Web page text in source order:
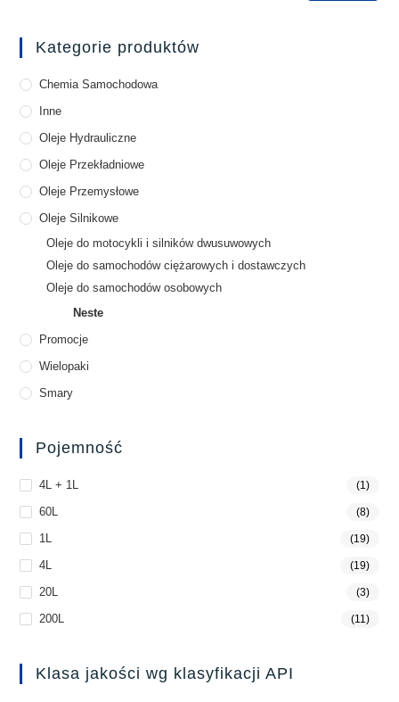
Kategorie produktów
Chemia Samochodowa
Inne
Oleje Hydrauliczne
Oleje Przekładniowe
Oleje Przemysłowe
Oleje Silnikowe
Oleje do motocykli i silników dwusuwowych
Oleje do samochodów ciężarowych i dostawczych
Oleje do samochodów osobowych
Neste
Promocje
Wielopaki
Smary
Pojemność
4L + 1L (1)
60L (8)
1L (19)
4L (19)
20L (3)
200L (11)
Klasa jakości wg klasyfikacji API